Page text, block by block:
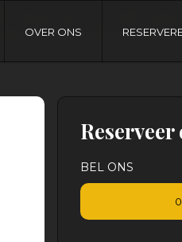
Nederlandse site
OVER ONS
Reserveer
BEL ONS